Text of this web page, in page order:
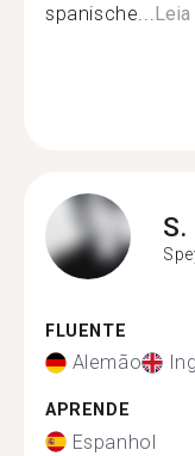
spanische...
S.
FLUENTE
Alemão
APRENDE
Espanhol